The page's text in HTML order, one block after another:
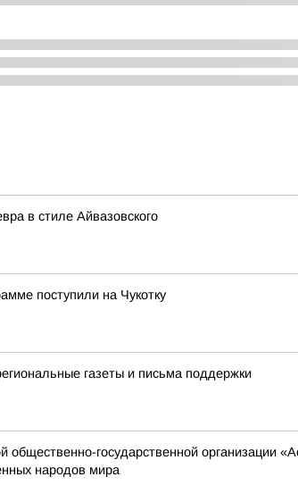
в стиле Айвазовского
поступили на Чукотку
газеты и письма поддержки
государственной организации
народов мира